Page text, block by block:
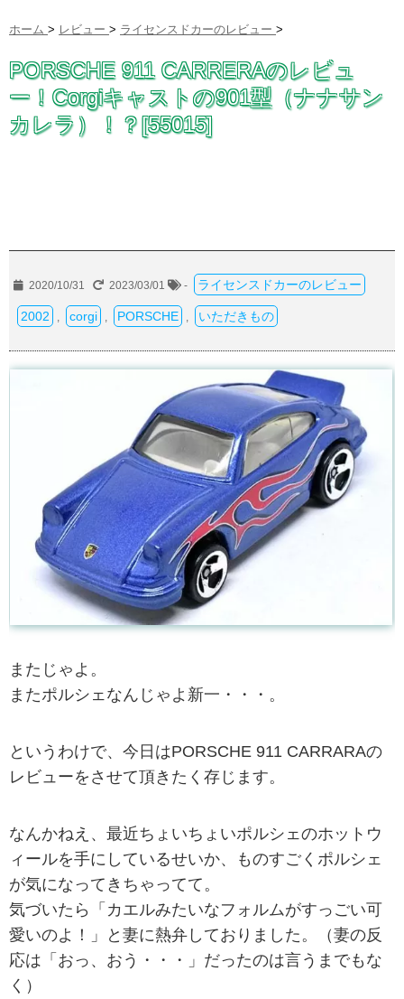
ホーム > レビュー > ライセンスドカーのレビュー >
PORSCHE 911 CARRERAのレビュ
ー！Corgiキャストの901型（ナナサン
カレラ）！？[55015]
2020/10/31 2023/03/01 - ライセンスドカーのレビュー
2002 corgi PORSCHE いただきもの
またじゃよ。
またポルシェなんじゃよ新一・・・。
というわけで、今日はPORSCHE 911 CARRARAの
レビューをさせて頂きたく存じます。
なんかねえ、最近ちょいちょいポルシェのホットウ
ィールを手にしているせいか、ものすごくポルシェ
が気になってきちゃってて。
気づいたら「カエルみたいなフォルムがすっごい可
愛いのよ！」と妻に熱弁しておりました。（妻の反
応は「おっ、おう・・・」だったのは言うまでもな
く）